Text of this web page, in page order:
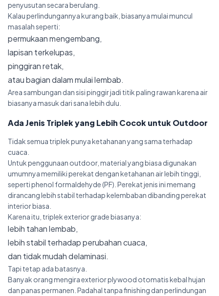
penyusutan secara berulang.
Kalau perlindungannya kurang baik, biasanya mulai muncul
masalah seperti:
permukaan mengembang,
lapisan terkelupas,
pinggiran retak,
atau bagian dalam mulai lembab.
Area sambungan dan sisi pinggir jadi titik paling rawan karena air
biasanya masuk dari sana lebih dulu.
Ada Jenis Triplek yang Lebih Cocok untuk Outdoor
Tidak semua triplek punya ketahanan yang sama terhadap
cuaca.
Untuk penggunaan outdoor, material yang biasa digunakan
umumnya memiliki perekat dengan ketahanan air lebih tinggi,
seperti phenol formaldehyde (PF). Perekat jenis ini memang
dirancang lebih stabil terhadap kelembaban dibanding perekat
interior biasa.
Karena itu, triplek exterior grade biasanya:
lebih tahan lembab,
lebih stabil terhadap perubahan cuaca,
dan tidak mudah delaminasi.
Tapi tetap ada batasnya.
Banyak orang mengira exterior plywood otomatis kebal hujan
dan panas permanen. Padahal tanpa finishing dan perlindungan